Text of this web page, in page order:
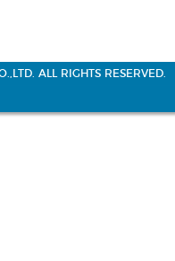
ALL RIGHTS RESERVED.